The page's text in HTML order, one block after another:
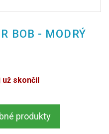
BOB - MODRÝ
už skončil
produkty